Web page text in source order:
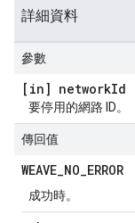
詳細資料
參數
[in] networkId
要停用的網路 ID。
傳回值
WEAVE_NO_ERROR
成功時。